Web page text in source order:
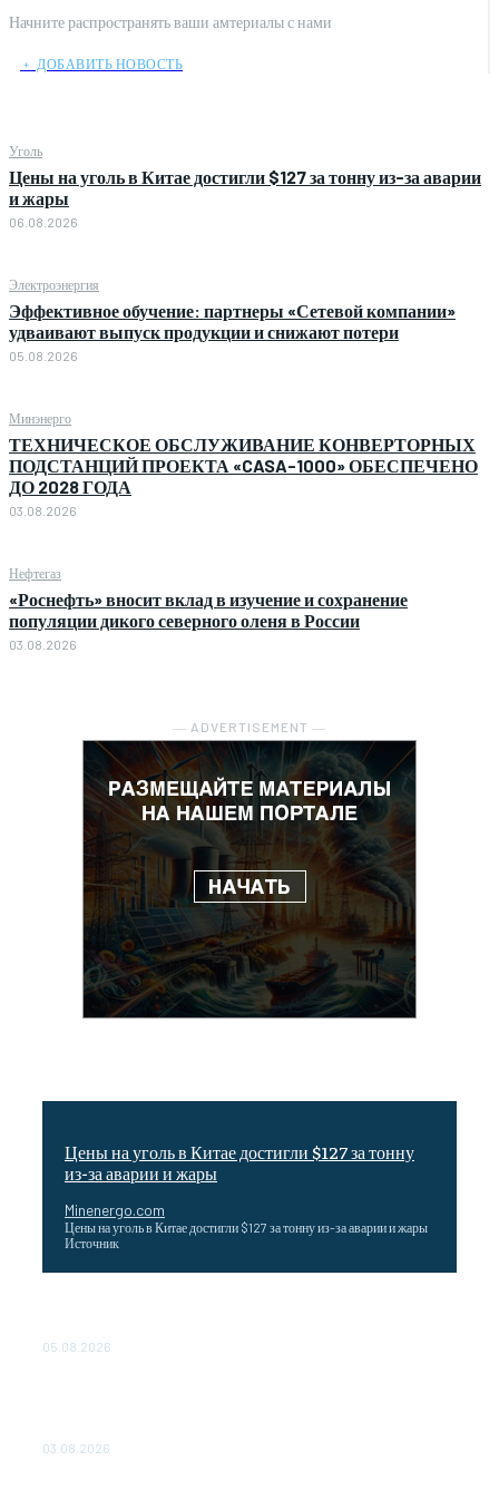
Начните распространять ваши амтериалы с нами
﹢ ДОБАВИТЬ НОВОСТЬ
Уголь
Цены на уголь в Китае достигли $127 за тонну из-за аварии
и жары
06.08.2026
Электроэнергия
Эффективное обучение: партнеры «Сетевой компании»
удваивают выпуск продукции и снижают потери
05.08.2026
Минэнерго
ТЕХНИЧЕСКОЕ ОБСЛУЖИВАНИЕ КОНВЕРТОРНЫХ
ПОДСТАНЦИЙ ПРОЕКТА «CASA-1000» ОБЕСПЕЧЕНО
ДО 2028 ГОДА
03.08.2026
Нефтегаз
«Роснефть» вносит вклад в изучение и сохранение
популяции дикого северного оленя в России
03.08.2026
― ADVERTISEMENT ―
Цены на уголь в Китае достигли $127 за тонну
из-за аварии и жары
Minenergo.com
Цены на уголь в Китае достигли $127 за тонну из-за аварии и жары
Источник
05.08.2026
03.08.2026